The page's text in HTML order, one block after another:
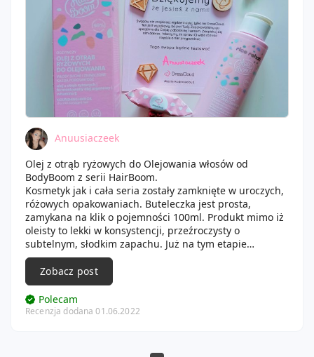
Anuusiaczeek
Olej z otrąb ryżowych do Olejowania włosów od
BodyBoom z serii HairBoom.
Kosmetyk jak i cała seria zostały zamknięte w uroczych,
różowych opakowaniach. Buteleczka jest prosta,
zamykana na klik o pojemności 100ml. Produkt mimo iż
oleisty to lekki w konsystencji, przeźroczysty o
subtelnym, słodkim zapachu. Już na tym etapie
użytkowania mogę śmiało stwierdzić, że jest wydajny.
Niewielka jego ilość zaaplikowana na włosy rozkłada się
równomiernie na dużej ich powierzchni. Olejek zaczyna
od razu działać, widocznie się wchłania już po aplikacji.
Ze zmyciem nie ma najmniejszego problemu. Włosy po
łatwością można je rozczesać. Kosmetyk godny uwagi.
Zobacz post
Polecam
Recenzja dodana 01.06.2022